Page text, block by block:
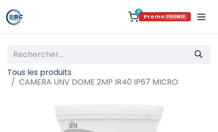
0
Promo PROMO
Tous les produits
CAMERA UNV DOME 2MP IR40 IP67 MICRO